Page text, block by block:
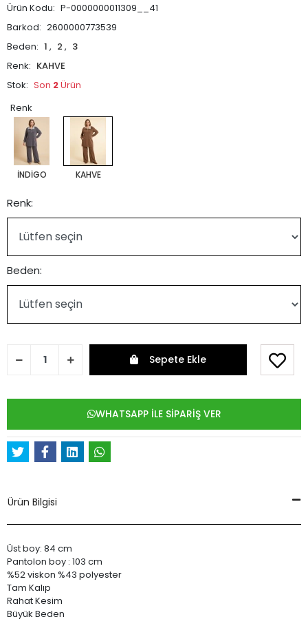
Ürün Kodu: P-0000000011309__41
Barkod: 2600000773539
Beden: 1 , 2 , 3
Renk: KAHVE
Stok: Son 2Ürün
Renk
İNDİGO KAHVE
Renk:
Beden:
Sepete Ekle
WHATSAPP İLE SİPARİŞ VER
Ürün Bilgisi
Üst boy: 84 cm
Pantolon boy : 103 cm
%52 viskon %43 polyester
Tam Kalıp
Rahat Kesim
Büyük Beden